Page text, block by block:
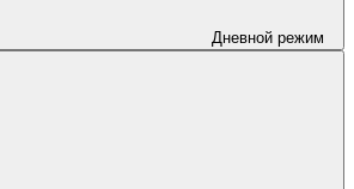
Дневной режим